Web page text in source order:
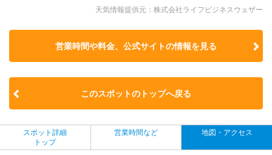
天気情報提供元：株式会社ライフビジネスウェザー
営業時間や料金、公式サイトの情報を見る
このスポットのトップへ戻る
スポット詳細
トップ
営業時間など 地図・アクセス